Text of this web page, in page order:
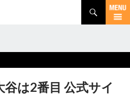
は2番目 公式サイ